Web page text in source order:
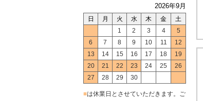
2026年9月
日 月 火 水 木 金
土
1
2 3 4
5
6
7 8 9 10 11
12
13
14 15 16 17 18
19
20
21 22 23 24 25
26
27
28 29 30
■は休業日とさせていただきます。ご